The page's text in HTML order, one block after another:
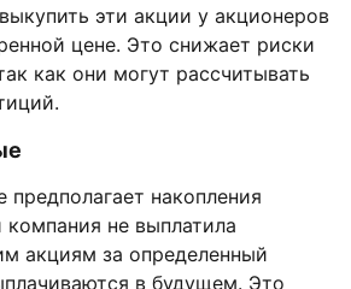
эти акции у акционеров
цене. Это снижает риски
как они могут рассчитывать
предполагает накопления
не выплатила
акциям за определенный
в будущем. Это